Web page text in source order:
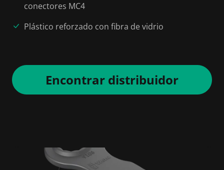
conectores MC4
Plástico reforzado con fibra de vidrio
Encontrar distribuidor